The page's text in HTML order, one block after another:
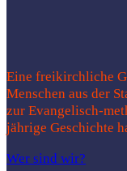
Eine freikirchliche
Menschen aus der
zur Evangelisch-
jährige Geschichte
Wer sind wir?